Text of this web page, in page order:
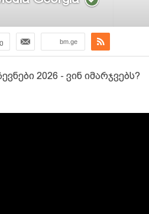
bm.ge
2026 - ვინ იმარჯვებს?